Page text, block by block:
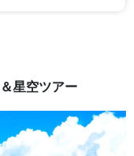
星空ツアー